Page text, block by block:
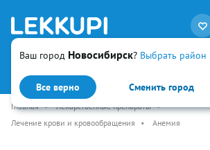
Ваш город Новосибирск? Выбрать район
Все верно Сменить город
Искать
Главная • Лекарственные препараты •
Лечение крови и кровообращения
• Анемия